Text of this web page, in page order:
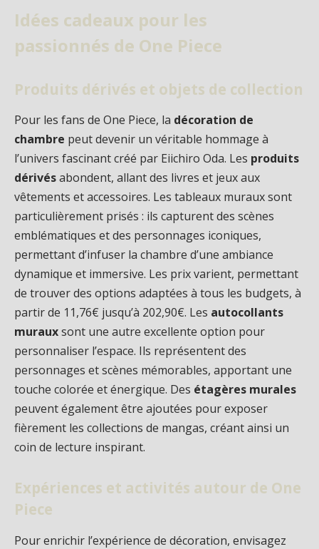
Idées cadeaux pour les
passionnés de One Piece
Produits dérivés et objets de collection
Pour les fans de One Piece, la décoration de
chambre peut devenir un véritable hommage à
l’univers fascinant créé par Eiichiro Oda. Les produits
dérivésabondent, allant des livres et jeux aux
vêtements et accessoires. Les tableaux muraux sont
particulièrement prisés : ils capturent des scènes
emblématiques et des personnages iconiques,
permettant d’infuser la chambre d’une ambiance
dynamique et immersive. Les prix varient, permettant
de trouver des options adaptées à tous les budgets, à
partir de 11,76€ jusqu’à 202,90€. Les autocollants
murauxsont une autre excellente option pour
personnaliser l’espace. Ils représentent des
personnages et scènes mémorables, apportant une
touche colorée et énergique. Des étagères murales
peuvent également être ajoutées pour exposer
fièrement les collections de mangas, créant ainsi un
coin de lecture inspirant.
Expériences et activités autour de One
Piece
Pour enrichir l’expérience de décoration, envisagez